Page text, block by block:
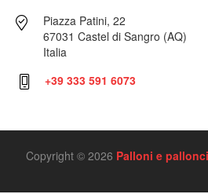
Piazza Patini, 22
67031 Castel di Sangro (AQ)
Italia
+39 333 591 6073
Copyright © 2026 Palloni e